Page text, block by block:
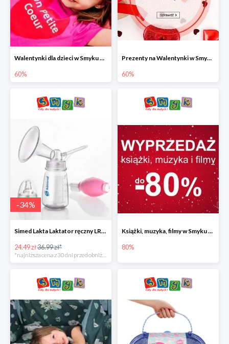
Walentynki dla dzieci w Smyku do -60%
60%
Prezenty na Walentynki w Smyku do -60%
60%
-34%
Simed Lakta Laktator ręczny LR-8 -34%
24.49 zł36.99 zł*
*najniższa cena z 30 dni przed obniżką
Książki, muzyka, filmy w Smyku do -80%
80%